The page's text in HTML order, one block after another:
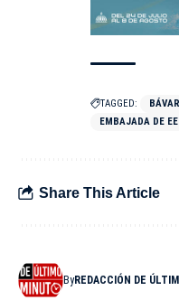
TAGGED:
EMBAJADA DE
Share This Article
ByREDACCIÓN DE